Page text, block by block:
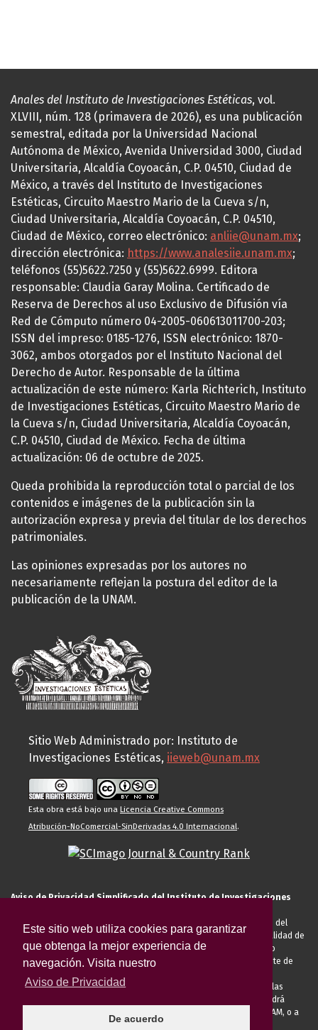
Este sitio web utiliza cookies para garantizar
que obtenga la mejor experiencia de
navegación. Visita nuestro
Aviso de Privacidad
De acuerdo
Anales del Instituto de Investigaciones Estéticas, vol.
XLVIII, núm. 128 (primavera de 2026), es una publicación
semestral, editada por la Universidad Nacional
Autónoma de México, Avenida Universidad 3000, Ciudad
Universitaria, Alcaldía Coyoacán, C.P. 04510, Ciudad de
México, a través del Instituto de Investigaciones
Estéticas, Circuito Maestro Mario de la Cueva s/n,
Ciudad Universitaria, Alcaldía Coyoacán, C.P. 04510,
Ciudad de México, correo electrónico: anliie@unam.mx;
dirección electrónica: https://www.analesiie.unam.mx;
teléfonos (55)5622.7250 y (55)5622.6999. Editora
responsable: Claudia Garay Molina. Certificado de
Reserva de Derechos al uso Exclusivo de Difusión vía
Red de Cómputo número 04-2005-060613011700-203;
ISSN del impreso: 0185-1276, ISSN electrónico: 1870-
3062, ambos otorgados por el Instituto Nacional del
Derecho de Autor. Responsable de la última
actualización de este número: Karla Richterich, Instituto
de Investigaciones Estéticas, Circuito Maestro Mario de
la Cueva s/n, Ciudad Universitaria, Alcaldía Coyoacán,
C.P. 04510, Ciudad de México. Fecha de última
actualización: 06 de octubre de 2025.
Queda prohibida la reproducción total o parcial de los
contenidos e imágenes de la publicación sin la
autorización expresa y previa del titular de los derechos
patrimoniales.
Las opiniones expresadas por los autores no
necesariamente reflejan la postura del editor de la
publicación de la UNAM.
Sitio Web Administrado por: Instituto de
Investigaciones Estéticas, iieweb@unam.mx
Esta obra está bajo una Licencia Creative Commons
Atribución-NoComercial-SinDerivadas 4.0 Internacional.
Aviso de Privacidad Simplificado del Instituto de Investigaciones
El Instituto de Investigaciones Estéticas de la UNAM, es responsable del
tratamiento de sus datos personales para el registro de usted en calidad de
alumno, docente, personal de la entidad académica, conferencista o
invitado externo (nacional o extranjero), visitante, proveedor o cliente de
anteriormente descritas u otras aquellas exigidas legalmente o por las
autoridades competentes podrá transferir sus datos personales. Podrá
ejercer sus derechos ARCO en la Unidad de Transparencia de la UNAM, o a
Plataforma Nacional de Transparencia.